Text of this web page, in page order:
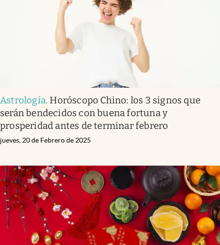
Astrología. Horóscopo Chino: los 3 signos que
serán bendecidos con buena fortuna y
prosperidad antes de terminar febrero
jueves, 20 de Febrero de 2025